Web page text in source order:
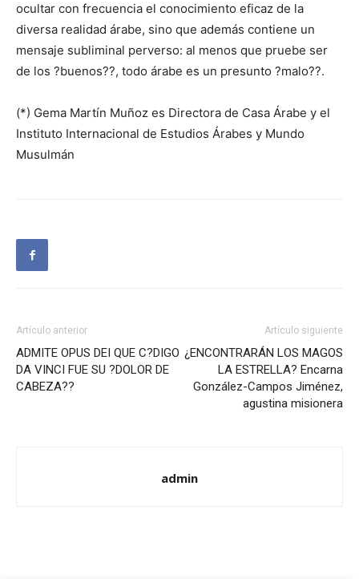
ocultar con frecuencia el conocimiento eficaz de la
diversa realidad árabe, sino que además contiene un
mensaje subliminal perverso: al menos que pruebe ser
de los ?buenos??, todo árabe es un presunto ?malo??.
(*) Gema Martín Muñoz es Directora de Casa Árabe y el
Instituto Internacional de Estudios Árabes y Mundo
Musulmán
Artículo anterior
ADMITE OPUS DEI QUE C?DIGO
DA VINCI FUE SU ?DOLOR DE
CABEZA??
Artículo siguiente
¿ENCONTRARÁN LOS MAGOS
LA ESTRELLA? Encarna
González-Campos Jiménez,
agustina misionera
admin